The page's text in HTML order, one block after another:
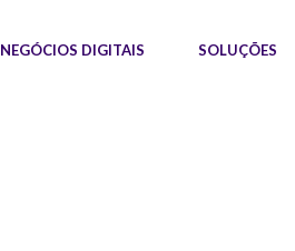
NEGÓCIOS DIGITAIS SOLUÇÕES